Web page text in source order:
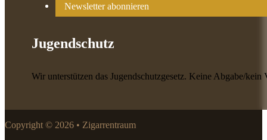
Newsletter abonnieren
Jugendschutz
Wir unterstützen das Jugendschutzgesetz. Keine Abgabe/
Copyright © 2026 • Zigarrentraum